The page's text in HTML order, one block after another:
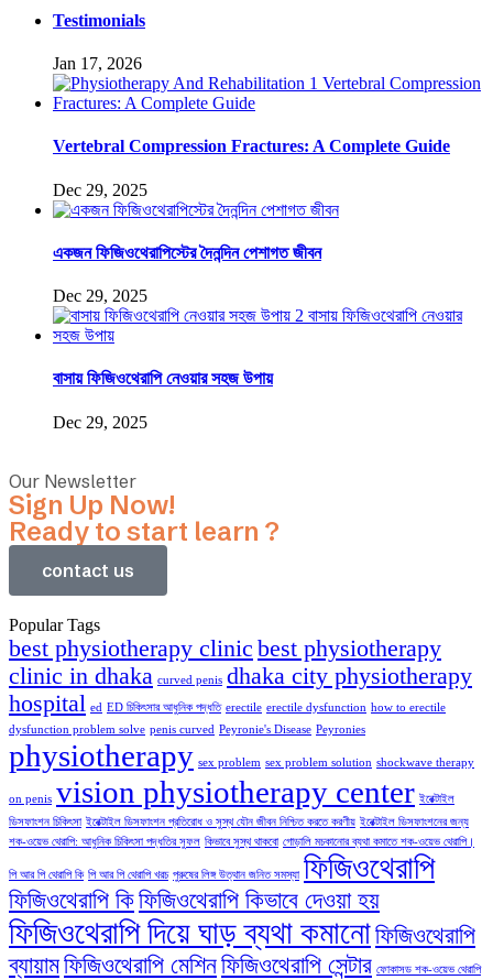
Testimonials
Jan 17, 2026
Vertebral Compression Fractures: A Complete Guide
Dec 29, 2025
একজন ফিজিওথেরাপিস্টের দৈনন্দিন পেশাগত জীবন
Dec 29, 2025
বাসায় ফিজিওথেরাপি নেওয়ার সহজ উপায়
Dec 29, 2025
Our Newsletter
Sign Up Now!
Ready to start learn ?
contact us
Popular Tags
best physiotherapy clinic best physiotherapy
clinic in dhaka curved penis dhaka city physiotherapy
hospital ed ED চিকিৎসার আধুনিক পদ্ধতি erectile erectile dysfunction how to erectile
dysfunction problem solve penis curved Peyronie's Disease Peyronies
physiotherapy sex problem sex problem solution shockwave therapy
on penis vision physiotherapy center ইরেক্টাইল
ডিসফাংশন চিকিৎসা ইরেক্টাইল ডিসফাংশন প্রতিরোধ ও সুস্থ যৌন জীবন নিশ্চিত করতে করণীয় ইরেক্টাইল ডিসফাংশনের জন্য
শক-ওয়েভ থেরাপি: আধুনিক চিকিৎসা পদ্ধতির সুফল কিভাবে সুস্থ থাকবো গোড়ালি মচকানোর ব্যথা কমাতে শক-ওয়েভ থেরাপি।
পি আর পি থেরাপি কি পি আর পি থেরাপি খরচ পুরুষের লিঙ্গ উত্থান জনিত সমস্যা ফিজিওথেরাপি
ফিজিওথেরাপি কিফিজিওথেরাপি কিভাবে দেওয়া হয়
ফিজিওথেরাপি দিয়ে ঘাড় ব্যথা কমানোফিজিওথেরাপি
ব্যায়ামফিজিওথেরাপি মেশিনফিজিওথেরাপি সেন্টার ফোকাসড শক-ওয়েভ থেরাপি